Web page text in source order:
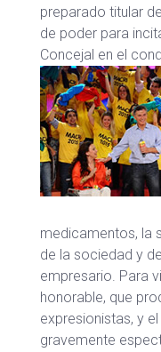
preparado titular
de poder para
Concejal en el
medicamentos, la
de la sociedad y
empresario. Para
honorable, que
expresionistas, y
gravemente